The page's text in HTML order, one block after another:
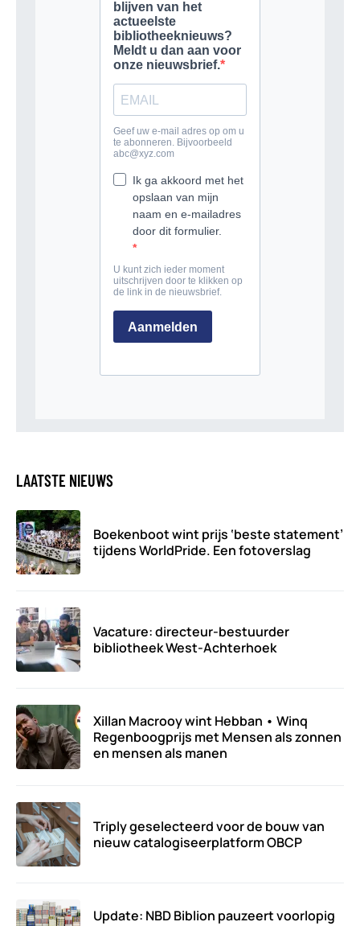
LAATSTE NIEUWS
Boekenboot wint prijs ‘beste statement’
tijdens WorldPride. Een fotoverslag
Vacature: directeur-bestuurder
bibliotheek West-Achterhoek
Xillan Macrooy wint Hebban • Winq
Regenboogprijs met Mensen als zonnen
en mensen als manen
Triply geselecteerd voor de bouw van
nieuw catalogiseerplatform OBCP
Update: NBD Biblion pauzeert voorlopig